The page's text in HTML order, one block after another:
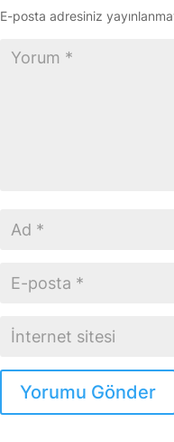
E-posta adresiniz
Yorumu Gönder